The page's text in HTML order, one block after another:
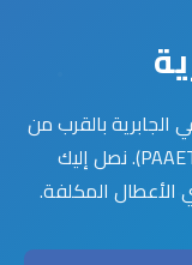
الجابرية بالقرب من
معهد الكويت للدراسات العلمية والتقنية (PAAET). نصل إليك
المكلفة.